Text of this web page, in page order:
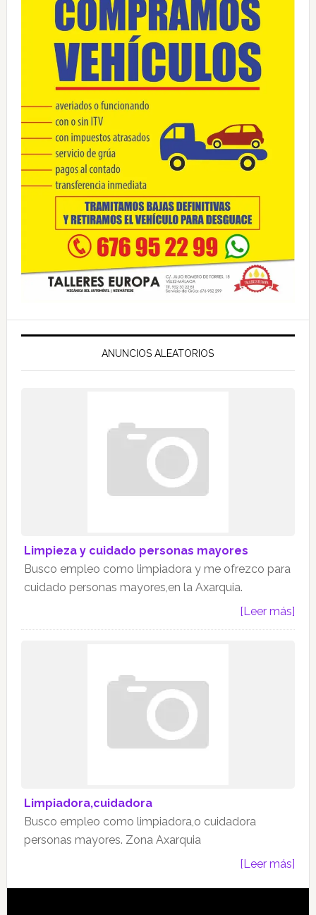
ANUNCIOS ALEATORIOS
Limpieza y cuidado personas mayores
Busco empleo como limpiadora y me ofrezco para
cuidado personas mayores,en la Axarquia.
[Leer más]
Limpiadora,cuidadora
Busco empleo como limpiadora,o cuidadora
personas mayores. Zona Axarquia
[Leer más]